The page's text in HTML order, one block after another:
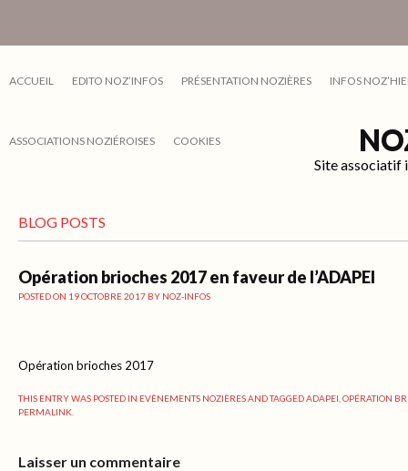
ACCUEIL EDITO NOZ’INFOS PRÉSENTATION NOZIÈRES INFOS
ASSOCIATIONS NOZIÉROISES COOKIES
Site associatif
BLOG POSTS
Opération brioches 2017 en faveur de l’ADAPEI
POSTED ON 19 OCTOBRE 2017 BY NOZ-INFOS
Opération brioches 2017
THIS ENTRY WAS POSTED IN EVÈNEMENTS NOZIÈRESAND TAGGEDADAPEI OPÉRATION
PERMALINK
Laisser un commentaire